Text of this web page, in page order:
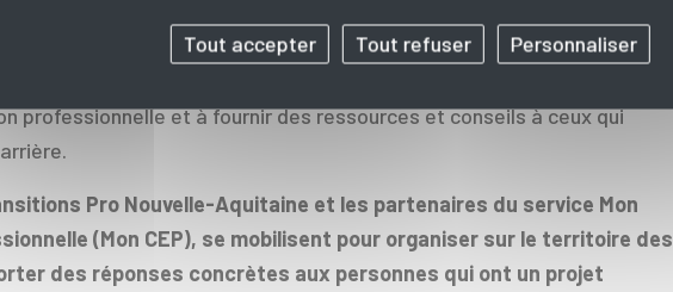
de la Reconversion se déroulera dans plus de 200 villes de
avec
professionnelle et à fournir des ressources et conseils à ceux qui
Pro Nouvelle-Aquitaine et les partenaires du service Mon
(Mon CEP), se mobilisent pour organiser sur le territoire des
des réponses concrètes aux personnes qui ont un projet
Tout accepter Tout refuser Personnaliser